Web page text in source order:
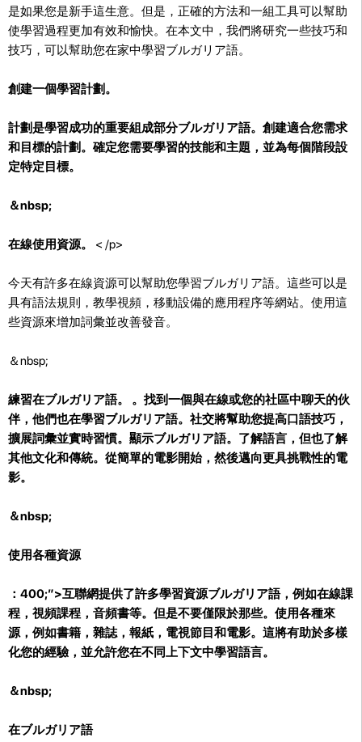
是如果您是新手這生意。但是，正確的方法和一組工具可以幫助
使學習過程更加有效和愉快。在本文中，我們將研究一些技巧和
技巧，可以幫助您在家中學習ブルガリア語。
創建一個學習計劃。
計劃是學習成功的重要組成部分ブルガリア語。創建適合您需求
和目標的計劃。確定您需要學習的技能和主題，並為每個階段設
定特定目標。
＆nbsp;
在線使用資源。 < /p>
今天有許多在線資源可以幫助您學習ブルガリア語。這些可以是
具有語法規則，教學視頻，移動設備的應用程序等網站。使用這
些資源來增加詞彙並改善發音。
＆nbsp;
練習在ブルガリア語。 。找到一個與在線或您的社區中聊天的伙
伴，他們也在學習ブルガリア語。社交將幫助您提高口語技巧，
擴展詞彙並實時習慣。顯示ブルガリア語。了解語言，但也了解
其他文化和傳統。從簡單的電影開始，然後邁向更具挑戰性的電
影。
＆nbsp;
使用各種資源
：400;”>互聯網提供了許多學習資源ブルガリア語，例如在線課
程，視頻課程，音頻書等。但是不要僅限於那些。使用各種來
源，例如書籍，雜誌，報紙，電視節目和電影。這將有助於多樣
化您的經驗，並允許您在不同上下文中學習語言。
＆nbsp;
在ブルガリア語